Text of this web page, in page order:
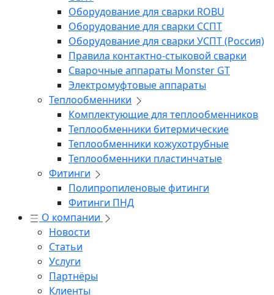
Оборудование для сварки ROBU
Оборудование для сварки ССПТ
Оборудование для сварки УСПТ (Россия)
Правила контактно-стыковой сварки
Сварочные аппараты Monster GT
Электромуфтовые аппараты
Теплообменники
Комплектующие для теплообменников
Теплообменники битермические
Теплообменники кожухотрубные
Теплообменники пластинчатые
Фитинги
Полипропиленовые фитинги
Фитинги ПНД
О компании
Новости
Статьи
Услуги
Партнёры
Клиенты